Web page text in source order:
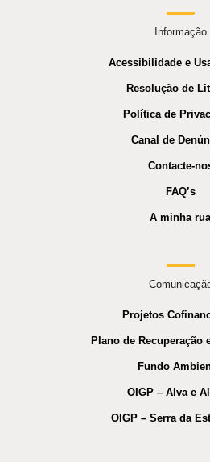
Informação
Acessibilidade e
Resolução de
Política de
Canal de
Contacte-
FAQ’s
A minha rua
Projetos
Plano de Recuperação
Fundo
OIGP – Alva e
OIGP – Serra da